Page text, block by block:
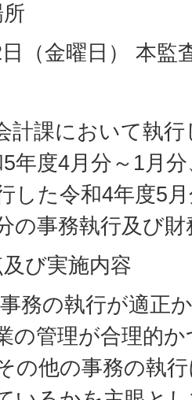
（金曜日） 本監
計課において執
年度4月分～1月
した令和4年度5
の事務執行及び
び実施内容
務の執行が適正
の管理が合理的
の他の事務の執